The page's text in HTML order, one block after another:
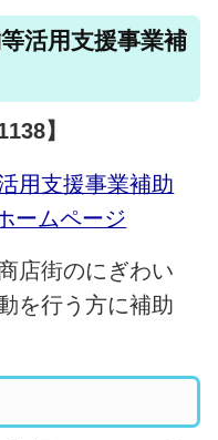
活用支援事業補
】
用支援事業補助
ームページ
店街のにぎわい
を行う方に補助